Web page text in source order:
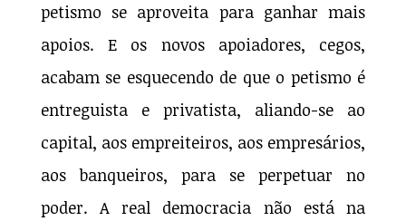
petismo se aproveita para ganhar mais
apoios. E os novos apoiadores, cegos,
acabam se esquecendo de que o petismo é
entreguista e privatista, aliando-se ao
capital, aos empreiteiros, aos empresários,
aos banqueiros, para se perpetuar no
poder. A real democracia não está na